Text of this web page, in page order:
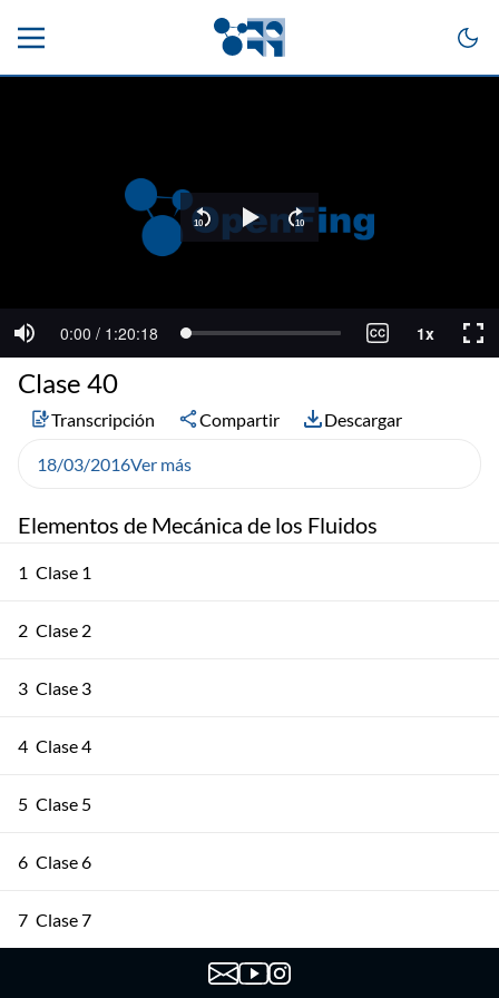
Elementos de Mecánica de los Fluidos
1 Clase 1
2 Clase 2
3 Clase 3
4 Clase 4
5 Clase 5
6 Clase 6
7 Clase 7
Clase 40
Transcripción Compartir Descargar
18/03/2016Ver más